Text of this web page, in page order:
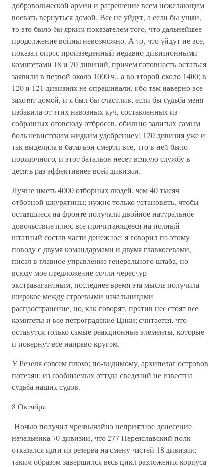
добровольческой армии и разрешение всем нежелающим
воевать вернуться домой. Все не уйдут, а если бы ушли,
то это было бы ярким показателем того, что дальнейшее
продолжение войны невозможно. А то, что уйдут не все,
показал опрос произведенный недавно дивизионными
комитетами 18 и 70 дивизий, причем готовность остаться
заявили в первой около 1000 ч., а во второй около 1400; в
120 и 121 дивизиях не опрашивали, ибо там наверно все
захотят домой, и я был бы счастлив, если бы судьба меня
избавила от этих навозных куч, составленных из
собранных отовсюду отбросов, обильно залитых самым
большевистским жидким удобрением; 120 дивизия уже и
так выделила в батальон смерти все, что в ней было
порядочного, и этот батальон несет всякую службу в
десять раз эффективнее всей дивизии.
Лучше иметь 4000 отборных людей, чем 40 тысяч
отборной шкурятины; нужно только установить, чтобы
оставшиеся на фронте получали двойное натуральное
довольствие плюс все причитающееся на полный
штатный состав части денежное; я говорил по этому
поводу с двумя командармами и двумя главкосевами,
писал в главное управление генерального штаба, но
всюду мое предложение сочли чересчур
экстравагантным, последнее время эта мысль получила
широкое между строевыми начальницами
распространение, но, как говорят, против нее стоят все
комитеты и все петроградские Цики; считается, что
останутся только самые реакционные элементы, которые
и повернут все направо кругом.
У Ревеля совсем плохо; по-видимому, архипелаг островов
потерян; из сообщаемых оттуда сведений не известна
судьба наших судов.
8 Октября.
Ночью получил чрезвычайно неприятное донесение
начальника 70 дивизии, что 277 Переяславский полк
отказался идти из резерва на смену частей 18 дивизии;
таким образом завершился весь цикл разложения корпуса